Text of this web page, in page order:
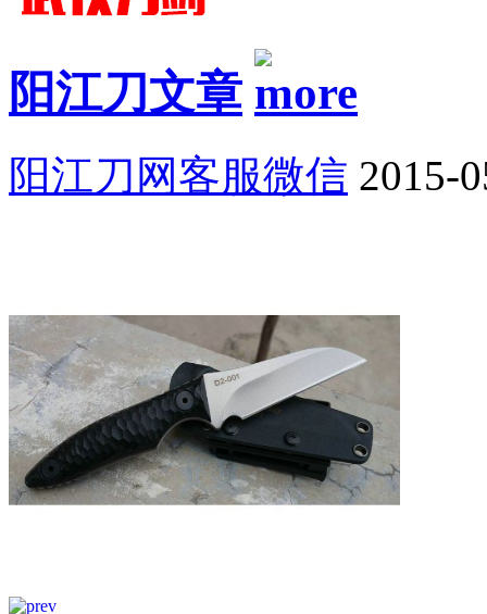
阳江刀文章
阳江刀网客服微信 2015-